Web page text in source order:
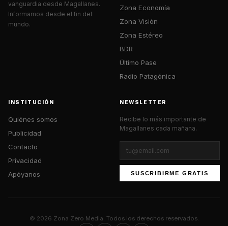
vanguardia desde Magallanes.
Informamos desde el fin del
mundo.
Zona Economía
Zona Visión
Zona Estéreo
BDR
Último Pase
Radio Patagónica
INSTITUCIÓN
Quiénes somos
Publicidad
Contacto
Privacidad
Apóyanos
NEWSLETTER
Recibe lo más importante de
Magallanes cada mañana.
SUSCRIBIRME GRATIS
© 2026 Zona Zero Media. Todos los derechos reservados.